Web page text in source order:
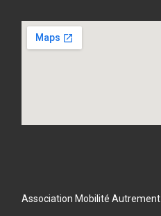
Association Mobilité Autrement